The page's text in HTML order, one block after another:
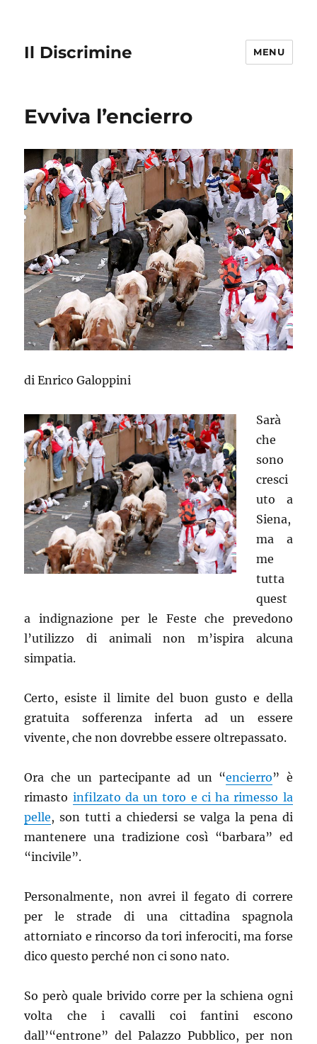
Il Discrimine MENU
Evviva l’encierro
di Enrico Galoppini
Sarà
che
sono
cresci
uto a
Siena,
ma a
me
tutta
quest
a indignazione per le Feste che prevedono
l’utilizzo di animali non m’ispira alcuna
simpatia.
Certo, esiste il limite del buon gusto e della
gratuita sofferenza inferta ad un essere
vivente, che non dovrebbe essere oltrepassato.
Ora che un partecipante ad un “encierro” è
rimasto infilzato da un toro e ci ha rimesso la
pelle, son tutti a chiedersi se valga la pena di
mantenere una tradizione così “barbara” ed
“incivile”.
Personalmente, non avrei il fegato di correre
per le strade di una cittadina spagnola
attorniato e rincorso da tori inferociti, ma forse
dico questo perché non ci sono nato.
So però quale brivido corre per la schiena ogni
volta che i cavalli coi fantini escono
dall’“entrone” del Palazzo Pubblico, per non